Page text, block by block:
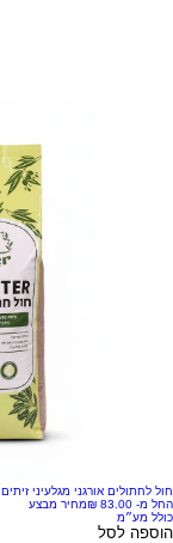
חול לחתולים אורגני מגלעיני זיתים 10-20 ליטר
החל מ-
מחיר מבצע
כולל מע״מ
הוספה לסל